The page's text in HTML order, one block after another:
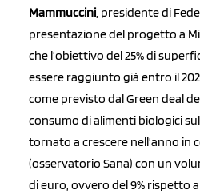
Mammuccini, presidente di
presentazione del progetto a
che l’obiettivo del 25% di
essere raggiunto già entro il
come previsto dal Green deal
consumo di alimenti biologici
tornato a crescere nell’anno in
(osservatorio Sana) con un
di euro, ovvero del 9% rispetto al